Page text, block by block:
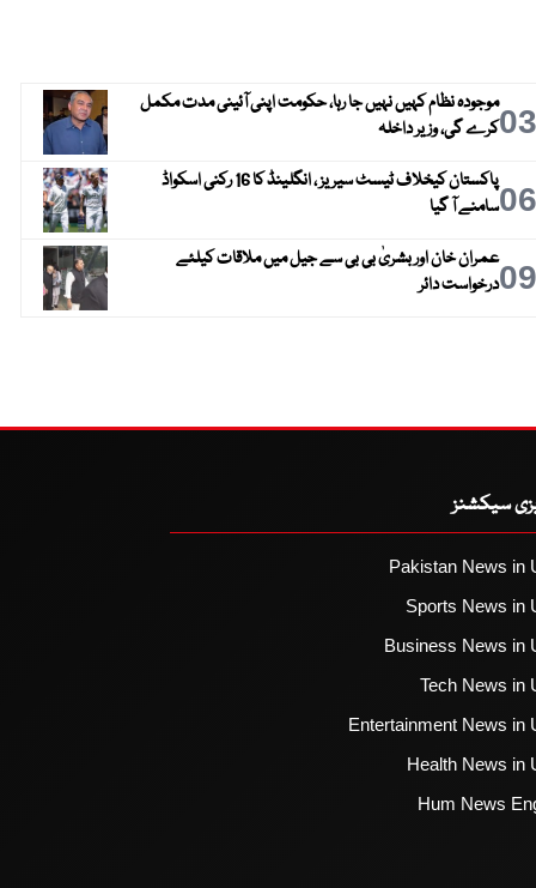
03موجودہ نظام کہیں نہیں جا رہا، حکومت اپنی آئینی مدت مکمل
کرے گی، وزیر داخلہ
06
پاکستان کیخلاف ٹیسٹ سیریز ، انگلینڈ کا 16 رکنی اسکواڈ
سامنے آ گیا
09عمران خان اور بشریٰ بی بی سے جیل میں ملاقات کیلئے
درخواست دائر
سیکشنز
Pakistan News in
Sports News in
Business News in
Tech News in
Entertainment News in
Health News in
Hum News